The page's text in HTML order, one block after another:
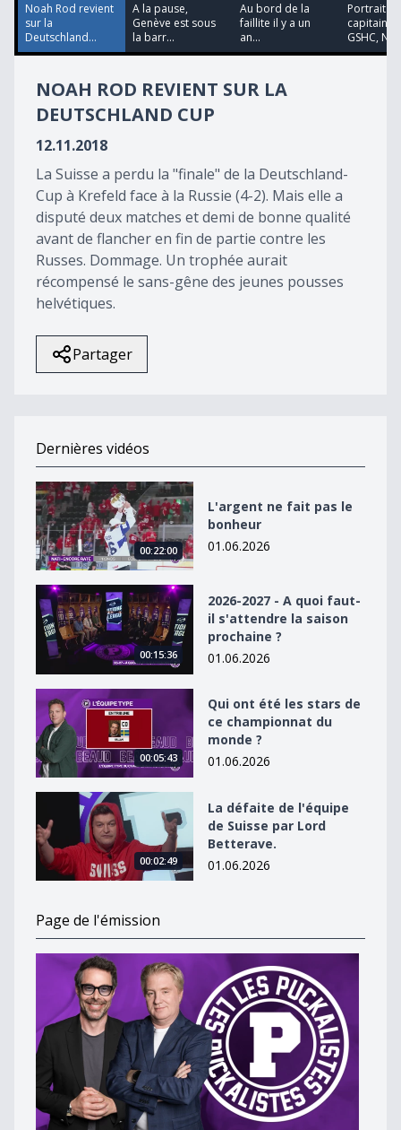
48
seconds
Noah Rod revient
sur la
Deutschland...
A la pause,
Genève est sous
la barr...
Au bord de la
faillite il y a un
an...
Portrait du
capitaine
GSHC,
NOAH ROD REVIENT SUR LA
DEUTSCHLAND CUP
12.11.2018
La Suisse a perdu la "finale" de la Deutschland-
Cup à Krefeld face à la Russie (4-2). Mais elle a
disputé deux matches et demi de bonne qualité
avant de flancher en fin de partie contre les
Russes. Dommage. Un trophée aurait
récompensé le sans-gêne des jeunes pousses
helvétiques.
Partager
Dernières vidéos
L&#039;argent ne fait pas le bonheur
00:22:00
L'argent ne fait pas le
bonheur
01.06.2026
2026-2027 - A quoi faut-il s&#039;attendre la saison
00:15:36
2026-2027 - A quoi faut-
il s'attendre la saison
prochaine ?
01.06.2026
Qui ont été les stars de ce championnat du monde ?
00:05:43
Qui ont été les stars de
ce championnat du
monde ?
01.06.2026
La défaite de l&#039;équipe de Suisse par Lord
00:02:49
La défaite de l'équipe
de Suisse par Lord
Betterave.
01.06.2026
Page de l'émission